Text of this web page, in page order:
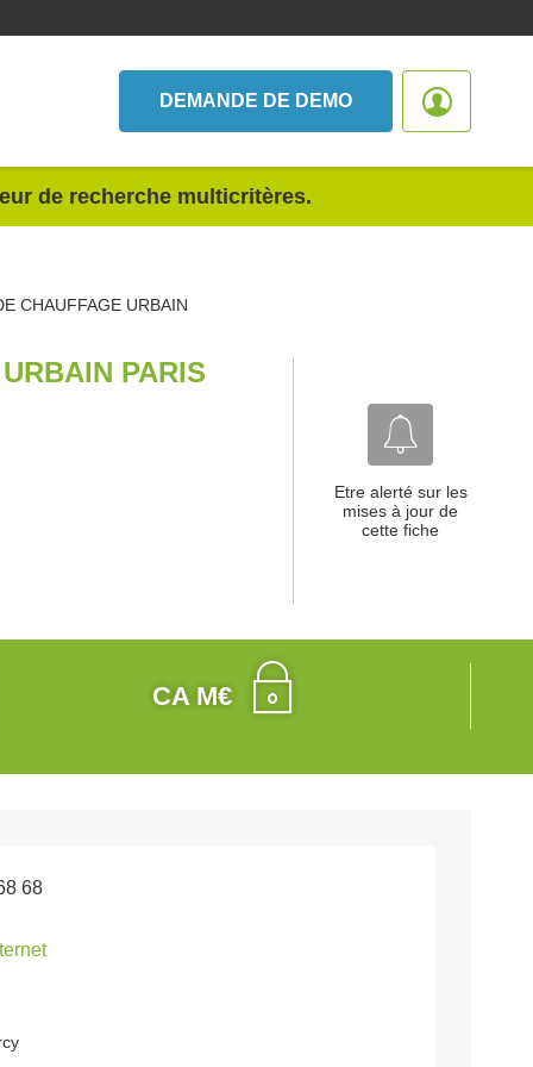
DEMANDE DE DEMO
de recherche multicritères.
CHAUFFAGE URBAIN
PARIS
Etre alerté sur les
mises à jour de
cette fiche
CA M€
68